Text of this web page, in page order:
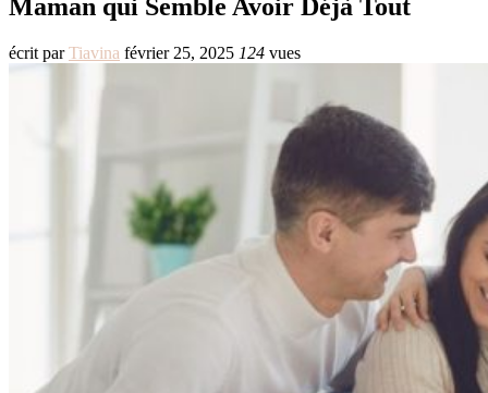
Maman qui Semble Avoir Déjà Tout
écrit parTiavina février 25, 2025 124 vues